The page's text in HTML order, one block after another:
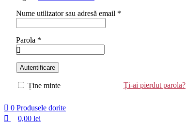
Nume utilizator sau adresă email *
Parola *
Autentificare
Ți-ai pierdut parola?
Ține minte
0 Produsele dorite
0,00 lei